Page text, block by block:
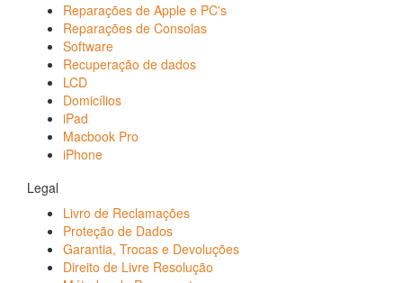
Reparações de Apple e PC's
Reparações de Consolas
Software
Recuperação de dados
LCD
Domicílios
iPad
Macbook Pro
iPhone
Legal
Livro de Reclamações
Proteção de Dados
Garantia, Trocas e Devoluções
Direito de Livre Resolução